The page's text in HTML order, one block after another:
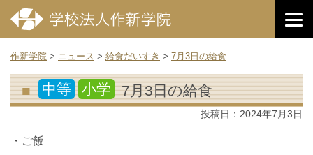
作新学院 > ニュース > 給食だいすき > 7月3日の給食
中等 小学 7月3日の給食
投稿日： 2024年7月3日
・ご飯